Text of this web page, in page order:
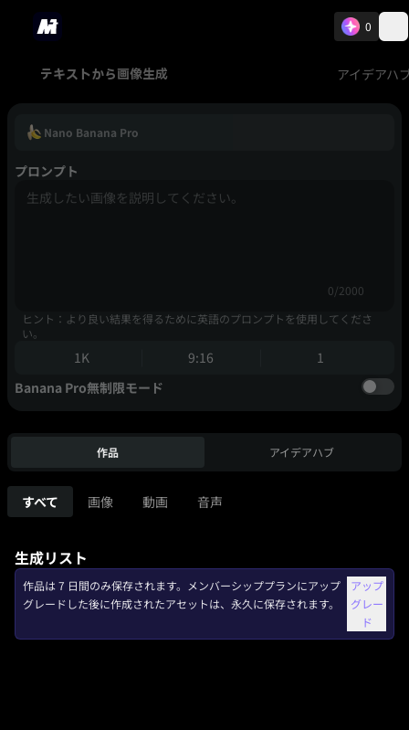
0
テキストから画像生成 アイデアハ
Nano Banana Pro
プロンプト
0/2000
ヒント：より良い結果を得るために英語のプロンプトを使用してくださ
い。
1K 9:16
1
Banana Pro無制限モード
作品 アイデアハブ
すべて 画像 動画 音声
生成リスト
作品は 7 日間のみ保存されます。メンバーシッププランにアップ
グレードした後に作成されたアセットは、永久に保存されます。
アップ
グレー
ド